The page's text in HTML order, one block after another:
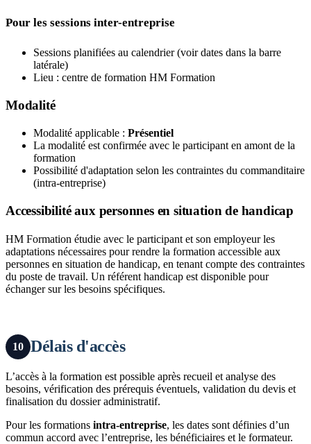
Pour les sessions inter-entreprise
Sessions planifiées au calendrier (voir dates dans la barre
latérale)
Lieu : centre de formation HM Formation
Modalité
Modalité applicable : Présentiel
La modalité est confirmée avec le participant en amont de la
formation
Possibilité d'adaptation selon les contraintes du commanditaire
(intra-entreprise)
Accessibilité aux personnes en situation de handicap
HM Formation étudie avec le participant et son employeur les
adaptations nécessaires pour rendre la formation accessible aux
personnes en situation de handicap, en tenant compte des contraintes
du poste de travail. Un référent handicap est disponible pour
échanger sur les besoins spécifiques.
10 Délais d'accès
L’accès à la formation est possible après recueil et analyse des
besoins, vérification des prérequis éventuels, validation du devis et
finalisation du dossier administratif.
Pour les formations intra-entreprise, les dates sont définies d’un
commun accord avec l’entreprise, les bénéficiaires et le formateur.